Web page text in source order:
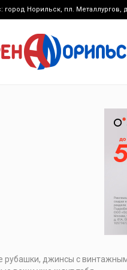
город Норильск, пл. Металлургов,
рубашки, джинсы с